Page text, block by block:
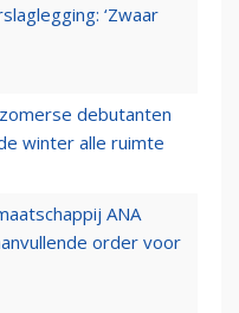
‘Zwaar
debutanten
winter alle ruimte
ANA
order voor